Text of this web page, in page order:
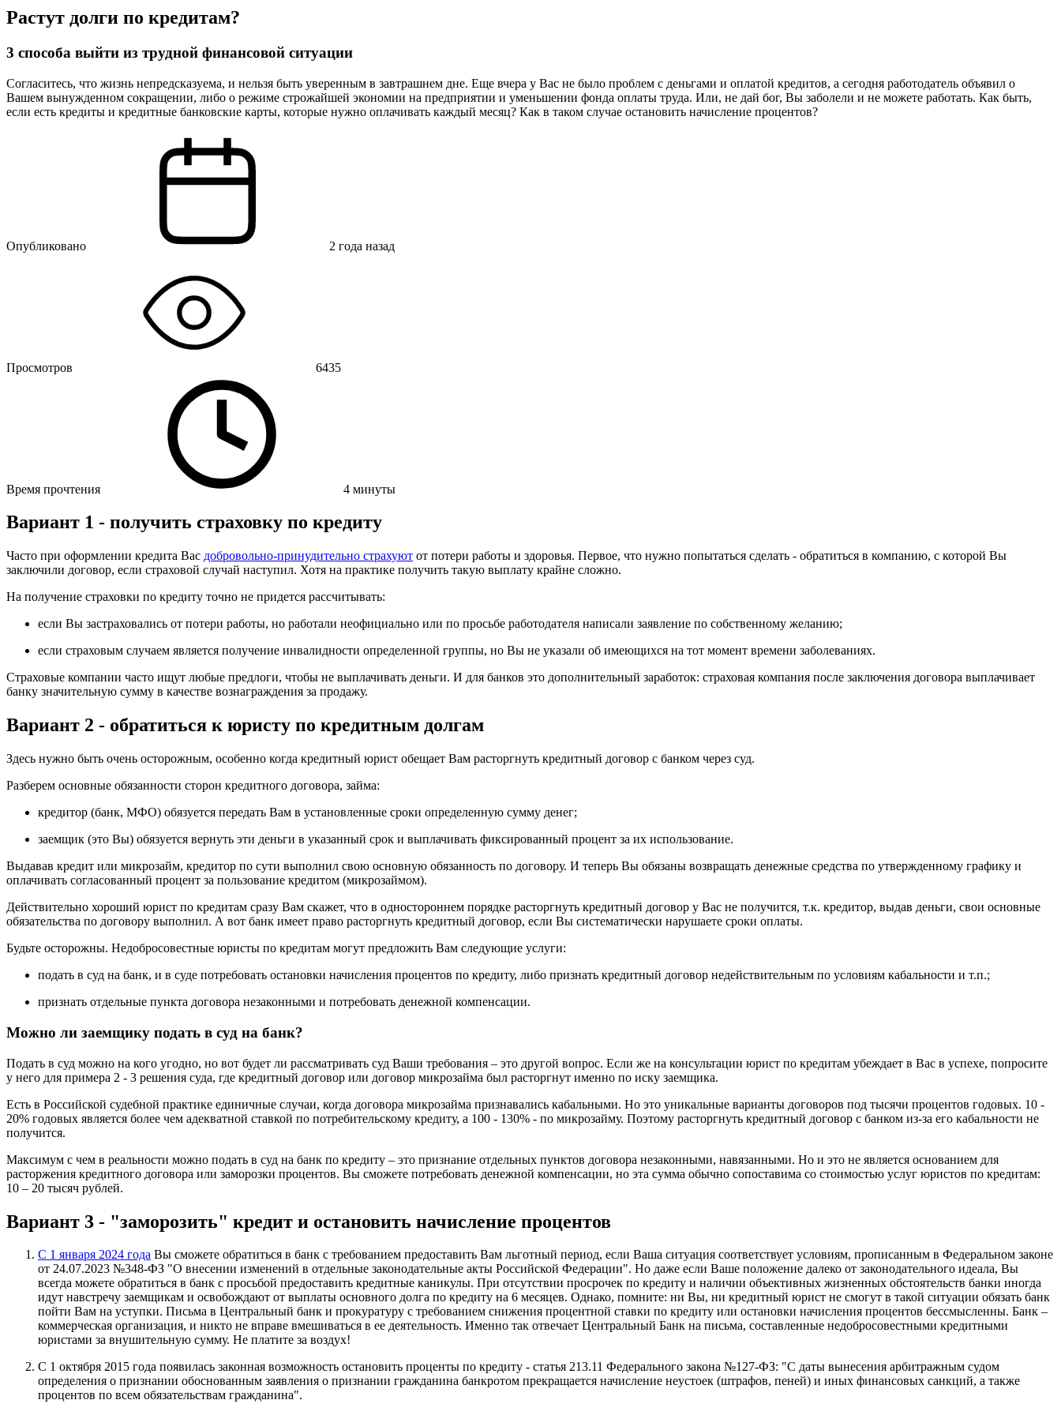
Растут долги по кредитам?
3 способа выйти из трудной финансовой ситуации
Согласитесь, что жизнь непредсказуема, и нельзя быть уверенным в завтрашнем дне. Еще вчера у Вас не было проблем с деньгами и оплатой кредитов, а сегодня работодатель объявил о
Вашем вынужденном сокращении, либо о режиме строжайшей экономии на предприятии и уменьшении фонда оплаты труда. Или, не дай бог, Вы заболели и не можете работать. Как быть,
если есть кредиты и кредитные банковские карты, которые нужно оплачивать каждый месяц? Как в таком случае остановить начисление процентов?
Опубликовано 2 года назад
Просмотров 6435
Время прочтения 4 минуты
Вариант 1 - получить страховку по кредиту
Часто при оформлении кредита Вас добровольно-принудительно страхуют от потери работы и здоровья. Первое, что нужно попытаться сделать - обратиться в компанию, с которой Вы
заключили договор, если страховой случай наступил. Хотя на практике получить такую выплату крайне сложно.
На получение страховки по кредиту точно не придется рассчитывать:
если Вы застраховались от потери работы, но работали неофициально или по просьбе работодателя написали заявление по собственному желанию;
если страховым случаем является получение инвалидности определенной группы, но Вы не указали об имеющихся на тот момент времени заболеваниях.
Страховые компании часто ищут любые предлоги, чтобы не выплачивать деньги. И для банков это дополнительный заработок: страховая компания после заключения договора выплачивает
банку значительную сумму в качестве вознаграждения за продажу.
Вариант 2 - обратиться к юристу по кредитным долгам
Здесь нужно быть очень осторожным, особенно когда кредитный юрист обещает Вам расторгнуть кредитный договор с банком через суд.
Разберем основные обязанности сторон кредитного договора, займа:
кредитор (банк, МФО) обязуется передать Вам в установленные сроки определенную сумму денег;
заемщик (это Вы) обязуется вернуть эти деньги в указанный срок и выплачивать фиксированный процент за их использование.
Выдавав кредит или микрозайм, кредитор по сути выполнил свою основную обязанность по договору. И теперь Вы обязаны возвращать денежные средства по утвержденному графику и
оплачивать согласованный процент за пользование кредитом (микрозаймом).
Действительно хороший юрист по кредитам сразу Вам скажет, что в одностороннем порядке расторгнуть кредитный договор у Вас не получится, т.к. кредитор, выдав деньги, свои основные
обязательства по договору выполнил. А вот банк имеет право расторгнуть кредитный договор, если Вы систематически нарушаете сроки оплаты.
Будьте осторожны. Недобросовестные юристы по кредитам могут предложить Вам следующие услуги:
подать в суд на банк, и в суде потребовать остановки начисления процентов по кредиту, либо признать кредитный договор недействительным по условиям кабальности и т.п.;
признать отдельные пункта договора незаконными и потребовать денежной компенсации.
Можно ли заемщику подать в суд на банк?
Подать в суд можно на кого угодно, но вот будет ли рассматривать суд Ваши требования – это другой вопрос. Если же на консультации юрист по кредитам убеждает в Вас в успехе, попросите
у него для примера 2 - 3 решения суда, где кредитный договор или договор микрозайма был расторгнут именно по иску заемщика.
Есть в Российской судебной практике единичные случаи, когда договора микрозайма признавались кабальными. Но это уникальные варианты договоров под тысячи процентов годовых. 10 -
20% годовых является более чем адекватной ставкой по потребительскому кредиту, а 100 - 130% - по микрозайму. Поэтому расторгнуть кредитный договор с банком из-за его кабальности не
получится.
Максимум с чем в реальности можно подать в суд на банк по кредиту – это признание отдельных пунктов договора незаконными, навязанными. Но и это не является основанием для
расторжения кредитного договора или заморозки процентов. Вы сможете потребовать денежной компенсации, но эта сумма обычно сопоставима со стоимостью услуг юристов по кредитам:
10 – 20 тысяч рублей.
Вариант 3 - "заморозить" кредит и остановить начисление процентов
С 1 января 2024 года Вы сможете обратиться в банк с требованием предоставить Вам льготный период, если Ваша ситуация соответствует условиям, прописанным в Федеральном законе
от 24.07.2023 №348-ФЗ "О внесении изменений в отдельные законодательные акты Российской Федерации". Но даже если Ваше положение далеко от законодательного идеала, Вы
всегда можете обратиться в банк с просьбой предоставить кредитные каникулы. При отсутствии просрочек по кредиту и наличии объективных жизненных обстоятельств банки иногда
идут навстречу заемщикам и освобождают от выплаты основного долга по кредиту на 6 месяцев. Однако, помните: ни Вы, ни кредитный юрист не смогут в такой ситуации обязать банк
пойти Вам на уступки. Письма в Центральный банк и прокуратуру с требованием снижения процентной ставки по кредиту или остановки начисления процентов бессмысленны. Банк –
коммерческая организация, и никто не вправе вмешиваться в ее деятельность. Именно так отвечает Центральный Банк на письма, составленные недобросовестными кредитными
юристами за внушительную сумму. Не платите за воздух!
С 1 октября 2015 года появилась законная возможность остановить проценты по кредиту - статья 213.11 Федерального закона №127-ФЗ: "С даты вынесения арбитражным судом
определения о признании обоснованным заявления о признании гражданина банкротом прекращается начисление неустоек (штрафов, пеней) и иных финансовых санкций, а также
процентов по всем обязательствам гражданина".